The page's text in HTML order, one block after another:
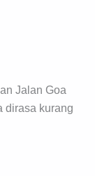
Jalan Goa
dirasa kurang